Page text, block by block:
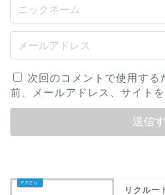
次回のコメントで使用する
前、メールアドレス、サイトを
リクルー